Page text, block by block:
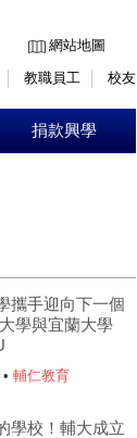
網站地圖
教職員工 校友
捐款興學
攜手迎向下一個
學與宜蘭大學
輔仁教育
學校！輔大成立